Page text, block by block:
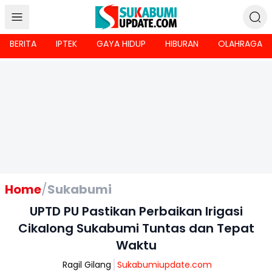
BERITA IPTEK GAYA HIDUP HIBURAN OLAHRAGA
Home/Sukabumi
UPTD PU Pastikan Perbaikan Irigasi
Cikalong Sukabumi Tuntas dan Tepat
Waktu
Ragil Gilang Sukabumiupdate.com